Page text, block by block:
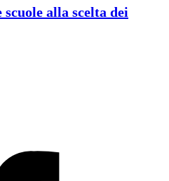
alla scelta dei